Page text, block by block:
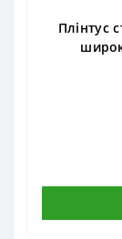
Плінтус